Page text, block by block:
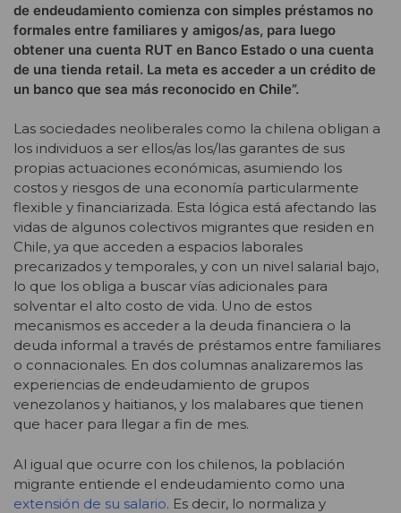
de endeudamiento comienza con simples préstamos no
formales entre familiares y amigos/as, para luego
obtener una cuenta RUT en Banco Estado o una cuenta
de una tienda retail. La meta es acceder a un crédito de
un banco que sea más reconocido en Chile”.
Las sociedades neoliberales como la chilena obligan a
los individuos a ser ellos/as los/las garantes de sus
propias actuaciones económicas, asumiendo los
costos y riesgos de una economía particularmente
flexible y financiarizada. Esta lógica está afectando las
vidas de algunos colectivos migrantes que residen en
Chile, ya que acceden a espacios laborales
precarizados y temporales, y con un nivel salarial bajo,
lo que los obliga a buscar vías adicionales para
solventar el alto costo de vida. Uno de estos
mecanismos es acceder a la deuda financiera o la
deuda informal a través de préstamos entre familiares
o connacionales. En dos columnas analizaremos las
experiencias de endeudamiento de grupos
venezolanos y haitianos, y los malabares que tienen
que hacer para llegar a fin de mes.
Al igual que ocurre con los chilenos, la población
migrante entiende el endeudamiento como una
extensión de su salario. Es decir, lo normaliza y